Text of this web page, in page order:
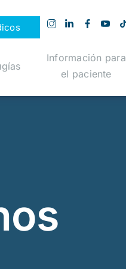
Información para
el paciente